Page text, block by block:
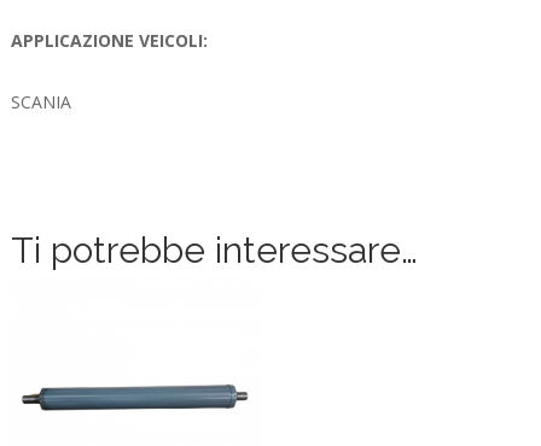
APPLICAZIONE VEICOLI:
SCANIA
Ti potrebbe interessare…